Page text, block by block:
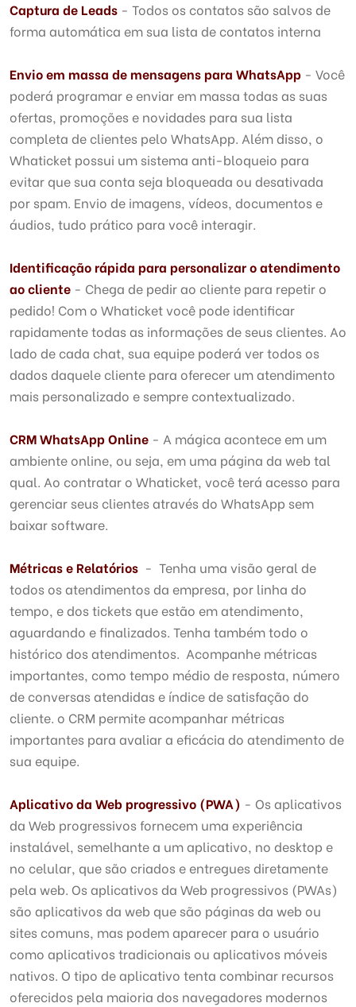
Captura de Leads - Todos os contatos são salvos de
forma automática em sua lista de contatos interna
Envio em massa de mensagens para WhatsApp - Você
poderá programar e enviar em massa todas as suas
ofertas, promoções e novidades para sua lista
completa de clientes pelo WhatsApp. Além disso, o
Whaticket possui um sistema anti-bloqueio para
evitar que sua conta seja bloqueada ou desativada
por spam. Envio de imagens, vídeos, documentos e
áudios, tudo prático para você interagir.
Identificação rápida para personalizar o atendimento
ao cliente - Chega de pedir ao cliente para repetir o
pedido! Com o Whaticket você pode identificar
rapidamente todas as informações de seus clientes. Ao
lado de cada chat, sua equipe poderá ver todos os
dados daquele cliente para oferecer um atendimento
mais personalizado e sempre contextualizado.
CRM WhatsApp Online - A mágica acontece em um
ambiente online, ou seja, em uma página da web tal
qual. Ao contratar o Whaticket, você terá acesso para
gerenciar seus clientes através do WhatsApp sem
baixar software.
Métricas e Relatórios - Tenha uma visão geral de
todos os atendimentos da empresa, por linha do
tempo, e dos tickets que estão em atendimento,
aguardando e finalizados. Tenha também todo o
histórico dos atendimentos. Acompanhe métricas
importantes, como tempo médio de resposta, número
de conversas atendidas e índice de satisfação do
cliente. o CRM permite acompanhar métricas
importantes para avaliar a eficácia do atendimento de
sua equipe.
Aplicativo da Web progressivo (PWA) - Os aplicativos
da Web progressivos fornecem uma experiência
instalável, semelhante a um aplicativo, no desktop e
no celular, que são criados e entregues diretamente
pela web. Os aplicativos da Web progressivos (PWAs)
são aplicativos da web que são páginas da web ou
sites comuns, mas podem aparecer para o usuário
como aplicativos tradicionais ou aplicativos móveis
nativos. O tipo de aplicativo tenta combinar recursos
oferecidos pela maioria dos navegadores modernos